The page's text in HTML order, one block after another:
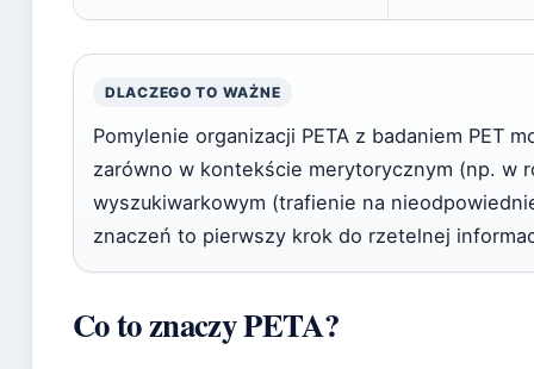
DLACZEGO TO WAŻNE
Pomylenie organizacji PETA z badaniem PET
zarówno w kontekście merytorycznym (np. w
wyszukiwarkowym (trafienie na
znaczeń to pierwszy krok do rzetelnej
Co to znaczy PETA?